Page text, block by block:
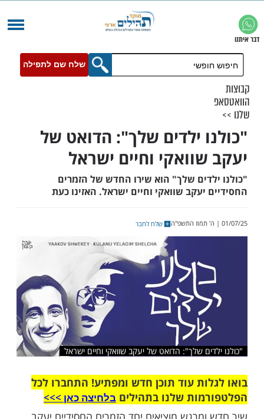
שלח שם לתפילה
ילדים שלך": הדואט של
וחיים ישראל
שלך" הוא שירו החדש של הזמרים
יעקב שוואקי וחיים ישראל. האזינו כעת
שלח לחבר